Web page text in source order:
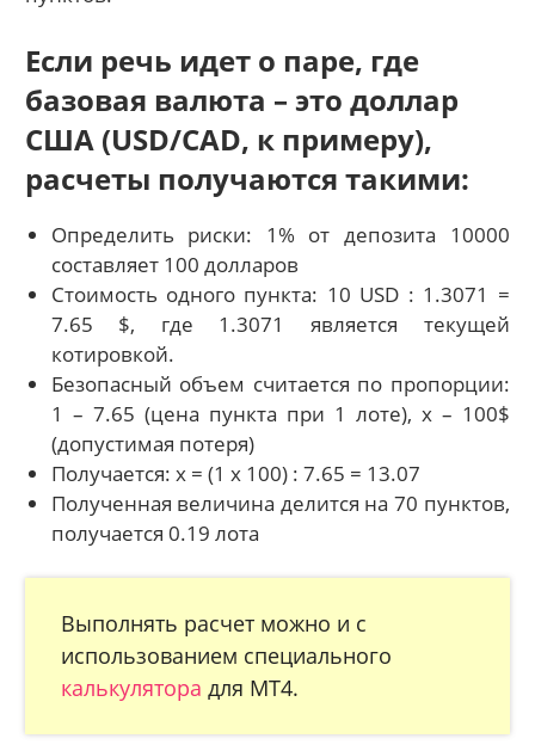
Если речь идет о паре, где
базовая валюта – это доллар
США (USD/CAD, к примеру),
расчеты получаются такими:
Определить риски: 1% от депозита 10000
составляет 100 долларов
Стоимость одного пункта: 10 USD : 1.3071 =
7.65 $, где 1.3071 является текущей
котировкой.
Безопасный объем считается по пропорции:
1 – 7.65 (цена пункта при 1 лоте), х – 100$
(допустимая потеря)
Получается: х = (1 х 100) : 7.65 = 13.07
Полученная величина делится на 70 пунктов,
получается 0.19 лота
Выполнять расчет можно и с
использованием специального
калькулятора для МТ4.